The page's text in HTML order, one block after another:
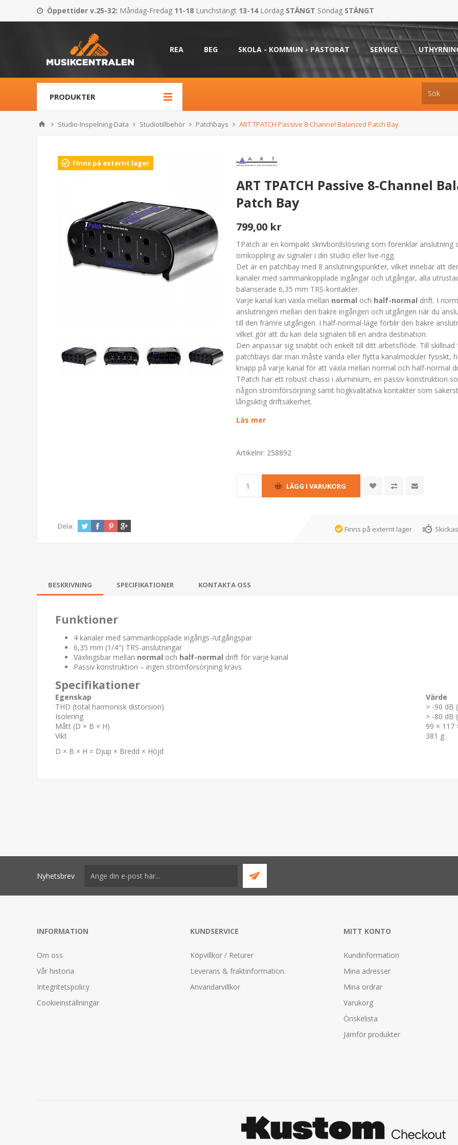
Öppettider v.25-32: Måndag-Fredag 11-18 Lunchstängt 13-14 Lördag STÄNGT Söndag STÄNGT
REA BEG SKOLA - KOMMUN - PASTORAT SERVICE
PRODUKTER
Studio-Inspelning-Data Studiotillbehör Patchbays ART TPATCH Passive 8-Channel Balanced Patch Bay
Finns på externt lager
ART TPATCH Passive 8-Channel
Patch Bay
799,00 kr
TPatch är en kompakt skrivbordslösning som förenklar anslutning
omkoppling av signaler i din studio eller live-rigg.
Det är en patchbay med 8 anslutningspunkter, vilket innebär att
kanaler med sammankopplade ingångar och utgångar, alla
balanserade 6,35 mm TRS-kontakter.
Varje kanal kan växla mellan normal och half-normal drift. I
anslutningen mellan den bakre ingången och utgången när du
till den främre utgången. I half-normal-läge förblir den bakre
vilket gör att du kan dela signalen till en andra destination.
Den anpassar sig snabbt och enkelt till ditt arbetsflöde. Till skillnad
patchbays där man måste vända eller flytta kanalmoduler fysiskt,
knapp på varje kanal för att växla mellan normal och half-normal
TPatch har ett robust chassi i aluminium, en passiv konstruktion
någon strömförsörjning samt högkvalitativa kontakter som
långsiktig driftsäkerhet.
Läs mer
Artikelnr: 258892
Dela: Finns på externt lager
BESKRIVNING SPECIFIKATIONER KONTAKTA OSS
Funktioner
4 kanaler med sammankopplade ingångs-/utgångspar
6,35 mm (1/4") TRS-anslutningar
Växlingsbar mellan normal och half-normal drift för varje kanal
Passiv konstruktion – ingen strömförsörjning krävs
Specifikationer
Egenskap
Värde
THD (total harmonisk distorsion)
> -90 dB
Isolering
> -80 dB
Mått (D × B × H)
99 × 117
Vikt
381 g
D × B × H = Djup × Bredd × Höjd
Nyhetsbrev
INFORMATION
Om oss
Vår historia
Integritetspolicy
Cookieinställningar
KUNDSERVICE
Köpvillkor / Returer
Leverans & fraktinformation.
Användarvillkor
MITT KONTO
Kundinformation
Mina adresser
Mina ordrar
Varukorg
Önskelista
Jämför produkter